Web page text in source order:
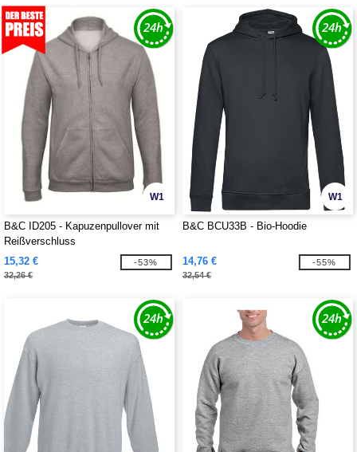
W1
B&C ID205 - Kapuzenpullover mit
Reißverschluss
15,32 €
32,26 €
-53%
W1
B&C BCU33B - Bio-Hoodie
14,76 €
32,54 €
-55%